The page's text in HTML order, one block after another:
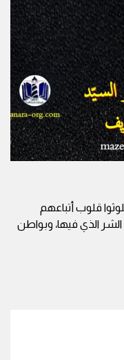
قلوب أتباعهم
الذي فيها، وبواطن